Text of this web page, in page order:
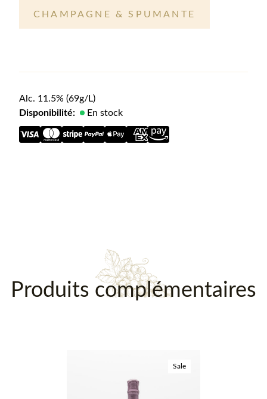
CHAMPAGNE & SPUMANTE
Alc. 11.5% (69g/L)
Disponibilité:
En stock
Produits complémentaires
Sale